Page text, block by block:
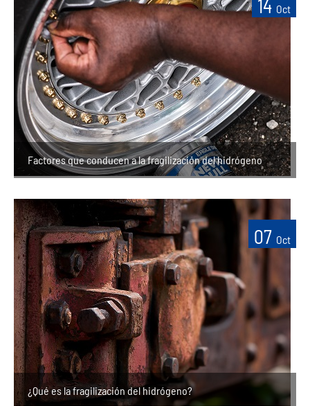
14 Oct
Factores que conducen a la fragilización del hidrógeno
07 Oct
¿Qué es la fragilización del hidrógeno?